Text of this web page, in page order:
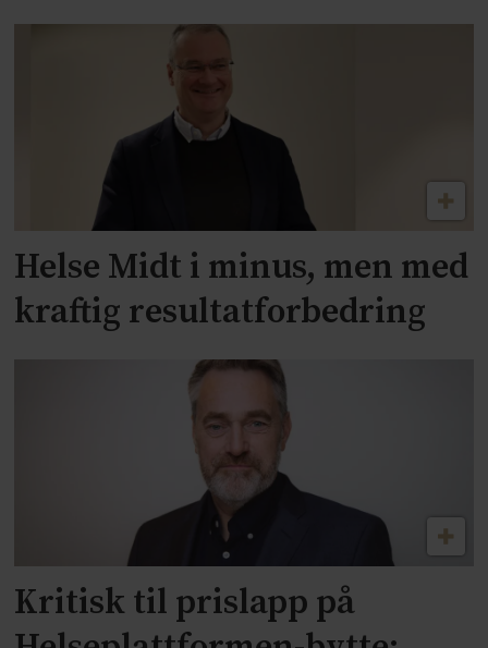
Helse Midt i minus, men med
kraftig resultatforbedring
Kritisk til prislapp på